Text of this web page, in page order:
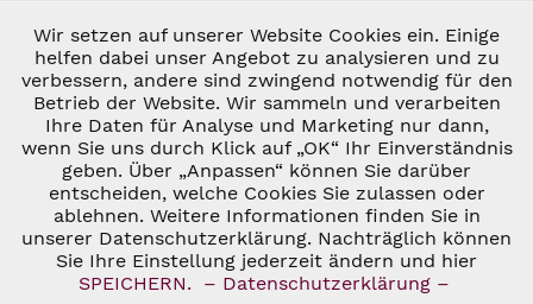
Zahlung & Versand
* ALLE PREISE INKL. GESETZL. UMSATZSTEUER ZZGL.
VERSANDKOSTEN UND GGF. NACHNAHMEGEBÜHREN, WENN NICHT
ANDERS BESCHRIEBEN
© 2026 C&D WEINHANDEL - ALL RIGHTS RESERVED. THEME BY
THEMEWARE®
Notwendig Aktiv
Marketing Inaktiv
Tracking Inaktiv
Personalisierung Inaktiv
Wir setzen auf unserer Website Cookies ein. Einige
helfen dabei unser Angebot zu analysieren und zu
verbessern, andere sind zwingend notwendig für den
Betrieb der Website. Wir sammeln und verarbeiten
Ihre Daten für Analyse und Marketing nur dann,
wenn Sie uns durch Klick auf „OK“ Ihr Einverständnis
geben. Über „Anpassen“ können Sie darüber
entscheiden, welche Cookies Sie zulassen oder
ablehnen. Weitere Informationen finden Sie in
unserer Datenschutzerklärung. Nachträglich können
Sie Ihre Einstellung jederzeit ändern und hier
SPEICHERN.
– Datenschutzerklärung –